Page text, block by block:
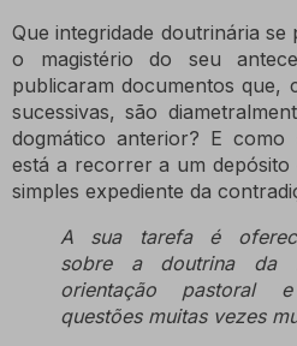
Que integridade doutrinária
o magistério do seu
publicaram documentos que,
sucessivas, são
dogmático anterior? E
está a recorrer a um
simples expediente da
A sua tarefa é
sobre a doutrina da
orientação pastoral
questões muitas vezes